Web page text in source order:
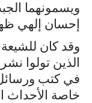
ويسمونهما
إحسان إلهي
وقد كان للشيعة
الذين تولوا
في كتب ورسائل
خاصة الأحداث